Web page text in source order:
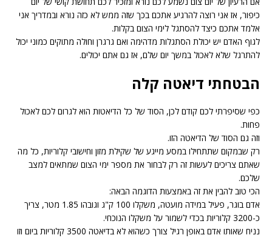
כיפור, אז אני רוצה להרגיע אתכם בכך שזה ממש לא כזה נורא ובמדריך אני
אלמד אתכם כיצד להסתגל לימי הצום בקלות.
לגוף האדם יש יכולת הסתגלות מדהימה ואם גרגרן וחולה מתוקים כמוני יכול
להתרגל שלא לאכול במשך יום שלם, אז גם אתם יכולים.
הבטחתי דיאטה קלה
כפי שסיפרתי לכם קודם לכן, הסוד של כל הדיאטות הוא לגרום לכם לאכול
פחות.
וזה גם הסוד של הדיאטה הזו.
רק שבמקום שתתחילו במסע מייגע של שקילת מזון וחישובי קלוריות, כל מה
שאתם צריכים לעשות זה רק לבחור את מספר ימי הצום שמתאים למצב
שלכם.
הכי טוב להבין את זה באמצעות הדוגמה הבאה:
אדם בוגר, פעיל במידה מועטה, משקלו 100 ק"ג וגובהו 1.85 מטר, צריך
כ-3200 קלוריות בכדי לשמור על משקלו הנוכחי.
נניח שאותו אדם באופן רגיל צורך כשהוא לא בדיאטה 3500 קלוריות ביום וזו